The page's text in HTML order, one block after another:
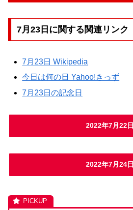
7月23日に関する関連リンク
7月23日 Wikipedia
今日は何の日 Yahoo!きっず
7月23日の記念日
2022年7月22日
2022年7月24日